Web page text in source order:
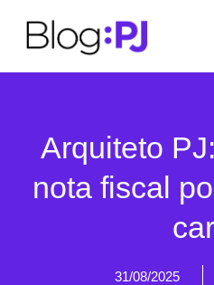
Arquiteto
nota fiscal
31/08/2025